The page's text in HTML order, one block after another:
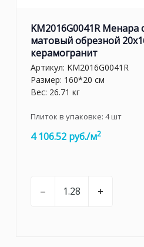
KM2016G0041R Менара
матовый обрезной
керамогранит
Артикул: KM2016G0041R
Размер: 160*20 см
Вес: 26.71 кг
Плиток в упаковке: 4шт
4 106.52 руб./м2
– +